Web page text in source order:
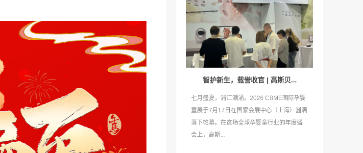
智护新生，载誉收官 | 高斯贝...
七月盛夏，浦江潮涌。2026 CBME国际孕婴
童展于7月17日在国家会展中心（上海）圆满
落下帷幕。在这场全球孕婴童行业的年度盛
会上，高斯...